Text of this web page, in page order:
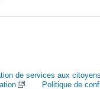
de services aux citoyens
Politique de